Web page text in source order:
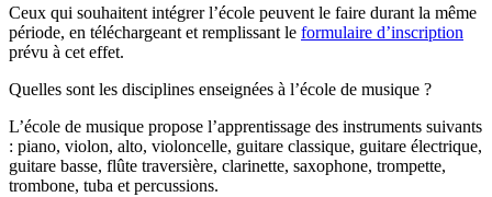
Ceux qui souhaitent intégrer l’école peuvent le faire durant la même
période, en téléchargeant et remplissant le formulaire d’inscription
prévu à cet effet.
Quelles sont les disciplines enseignées à l’école de musique ?
L’école de musique propose l’apprentissage des instruments suivants
: piano, violon, alto, violoncelle, guitare classique, guitare électrique,
guitare basse, flûte traversière, clarinette, saxophone, trompette,
trombone, tuba et percussions.